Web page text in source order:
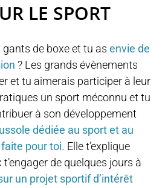
LE SPORT
gants de boxe et tu as envie de
? Les grands évènements
et tu aimerais participer à leur
un sport méconnu et tu
à son développement
dédiée au sport et au
pour toi. Elle t’explique
de quelques jours à
un projet sportif d’intérêt